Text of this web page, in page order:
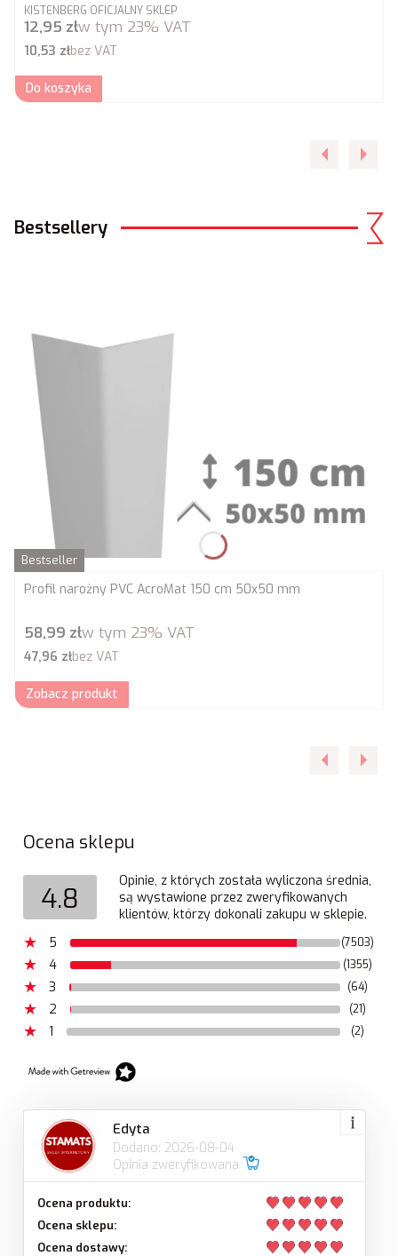
PRODUCENT
KISTENBERG OFICJALNY SKLEP
Cena brutto
12,95 złw tym 23% VAT
Cena netto
10,53 złbez VAT
Do koszyka
Bestsellery
Bestseller
Profil narożny PVC AcroMat 150 cm 50x50 mm
Cena brutto
58,99 złw tym 23% VAT
Cena netto
47,96 złbez VAT
Zobacz produkt
Ocena sklepu
4.8
Opinie, z których została wyliczona średnia,
są wystawione przez zweryfikowanych
klientów, którzy dokonali zakupu w sklepie.
5
(7503)
4 (1355)
3 (64)
2 (21)
1 (2)
Edyta
Dodano: 2026-08-04
Opinia zweryfikowana
Ocena produktu:
Ocena sklepu:
Ocena dostawy: